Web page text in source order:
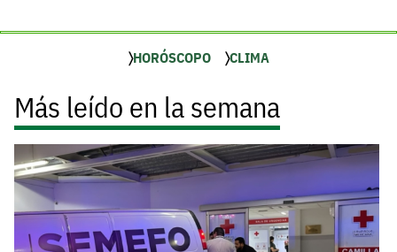
HORÓSCOPO CLIMA
Más leído en la semana